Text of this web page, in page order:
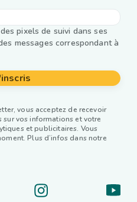
pixels de suivi dans ses
messages correspondant à
vous acceptez de recevoir
vos informations et votre
et publicitaires. Vous
Plus d’infos dans notre